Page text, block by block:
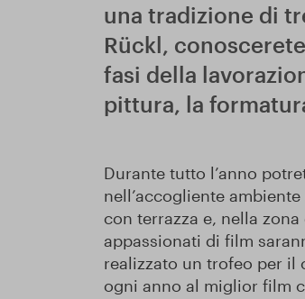
una tradizione di
Rückl,
fasi della
pittura, la
Durante tutto l’anno
nell’accogliente
con terrazza e, nella
appassionati di film
realizzato un trofeo per il
ogni anno al miglior film